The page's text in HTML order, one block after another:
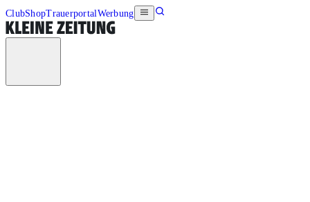
ClubShopTrauerportalWerbung